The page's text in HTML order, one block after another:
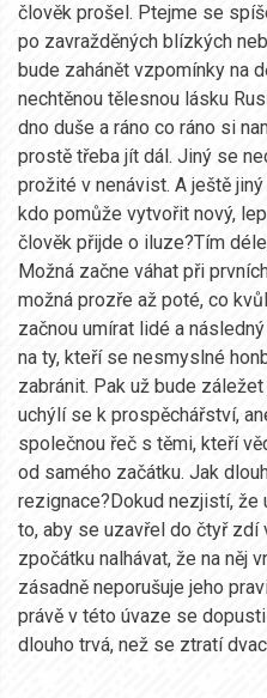
člověk prošel. Ptejme se
po zavražděných blízkých
bude zahánět vzpomínky na
nechtěnou tělesnou lásku
dno duše a ráno co ráno si
prostě třeba jít dál. Jiný se
prožité v nenávist. A ještě
kdo pomůže vytvořit nový,
člověk přijde o iluze?Tím
Možná začne váhat při
možná prozře až poté, co
začnou umírat lidé a
na ty, kteří se nesmyslné
zabránit. Pak už bude
uchýlí se k prospěchářství,
společnou řeč s těmi, kteří
od samého začátku. Jak
rezignace?Dokud nezjistí, že
to, aby se uzavřel do čtyř zdí
zpočátku nalhávat, že na něj
zásadně neporušuje jeho
právě v této úvaze se
dlouho trvá, než se ztratí